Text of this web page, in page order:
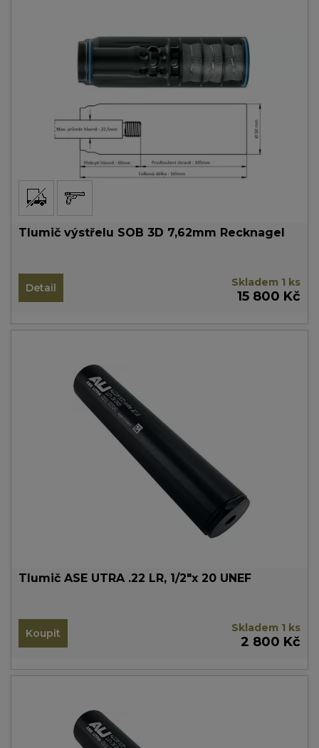
Tlumič výstřelu SOB 3D 7,62mm Recknagel
Detail Skladem 1 ks
15 800 Kč
Tlumič ASE UTRA .22 LR, 1/2"x 20 UNEF
Koupit Skladem 1 ks
2 800 Kč